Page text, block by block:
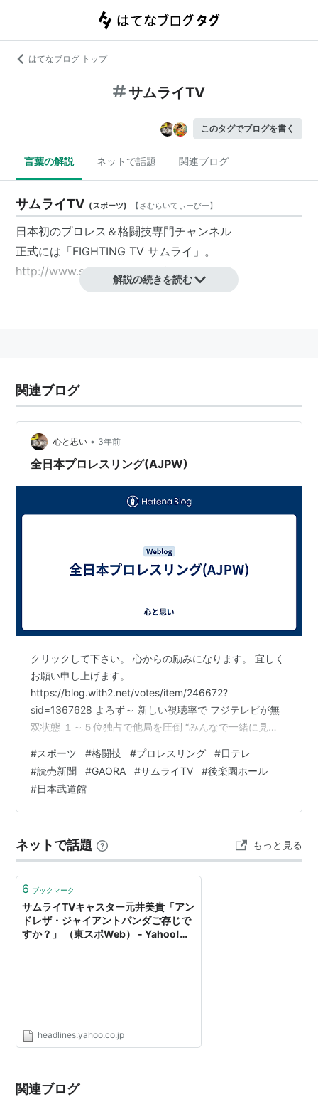
はてなブログ トップ
サムライTV
このタグでブログを書く
言葉の解説 ネットで話題 関連ブログ
サムライTV (スポーツ) 【さむらいてぃーびー】
日本初のプロレス＆格闘技専門チャンネル
正式には「FIGHTING TV サムライ 」。
http://www.samurai-tv.com/
解説の続きを読む
関連ブログ
心と思い • 3年前
全日本プロレスリング(AJPW)
クリックして下さい。 心からの励みになります。 宜しく
お願い申し上げます。
https://blog.with2.net/votes/item/246672?
sid=1367628 よろず～ 新しい視聴率で フジテレビが無
双状態 １～５位独占で他局を圧倒 “みんなで一緒に見
ス フジテレビジョン 『FNS27時間テレビ』 “成功”の舞台
裏 総合演出が感謝 「あの６人でしか生み出せない 面白
さがずっとあった」 news.mynavi.jp プロレス格闘技DX
全日本プロレス(AJPW) 2023年ビッグマッチ４大会 初の
#スポーツ #格闘技 #プロレスリング #日テレ
#読売新聞 #GAORA #サムライTV #後楽園ホール
#日本武道館
ネットで話題 もっと見る
6 ブックマーク
サムライTVキャスター元井美貴「アン
ドレザ・ジャイアントパンダご存じで
すか？」 （東スポWeb） - Yahoo!ニ
headlines.yahoo.co.jp
関連ブログ